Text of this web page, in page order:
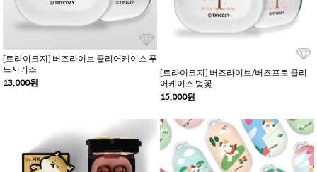
[트라이코지] 버즈라이브 클리어케이스 푸
드시리즈
13,000원
[트라이코지] 버즈라이브/버즈프로 클리
어케이스 벚꽃
15,000원